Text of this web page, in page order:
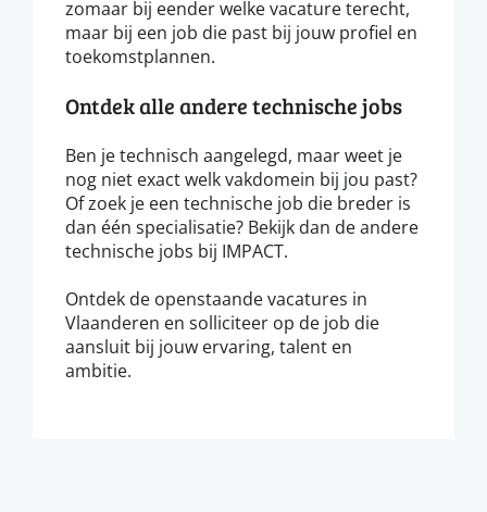
zomaar bij eender welke vacature terecht,
maar bij een job die past bij jouw profiel en
toekomstplannen.
Ontdek alle andere technische jobs
Ben je technisch aangelegd, maar weet je
nog niet exact welk vakdomein bij jou past?
Of zoek je een technische job die breder is
dan één specialisatie? Bekijk dan de andere
technische jobs bij IMPACT.
Ontdek de openstaande vacatures in
Vlaanderen en solliciteer op de job die
aansluit bij jouw ervaring, talent en
ambitie.